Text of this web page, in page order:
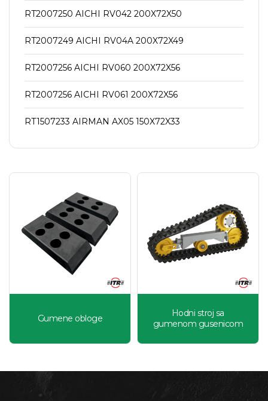
RT2007250 AICHI RV042 200X72X50
RT2007249 AICHI RV04A 200X72X49
RT2007256 AICHI RV060 200X72X56
RT2007256 AICHI RV061 200X72X56
RT1507233 AIRMAN AX05 150X72X33
RT1807237 AIRMAN AX08 180X72X37
RT1807237 AIRMAN AX08-2 180X72X37
RT1807237 AIRMAN AX08-2KT 180X72X37
RT1807237 AIRMAN AX08GL-2 180X72X37
RT1807240 AIRMAN AX10U 180X72X40
RT2309631 AIRMAN AX12 230X96X31
RT2309631 AIRMAN AX12-2 230X96X31
Gumene obloge
Hodni stroj sa
gumenom gusenicom